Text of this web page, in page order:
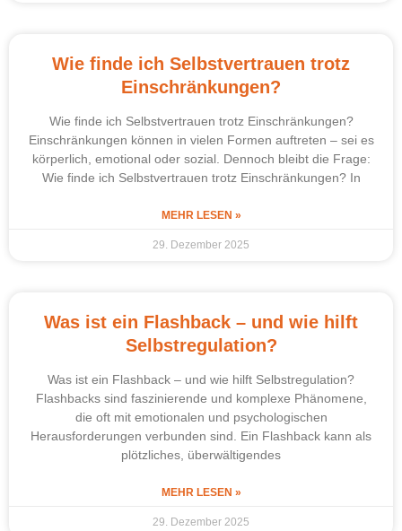
Wie finde ich Selbstvertrauen trotz
Einschränkungen?
Wie finde ich Selbstvertrauen trotz Einschränkungen?
Einschränkungen können in vielen Formen auftreten – sei es
körperlich, emotional oder sozial. Dennoch bleibt die Frage:
Wie finde ich Selbstvertrauen trotz Einschränkungen? In
MEHR LESEN »
29. Dezember 2025
Was ist ein Flashback – und wie hilft
Selbstregulation?
Was ist ein Flashback – und wie hilft Selbstregulation?
Flashbacks sind faszinierende und komplexe Phänomene,
die oft mit emotionalen und psychologischen
Herausforderungen verbunden sind. Ein Flashback kann als
plötzliches, überwältigendes
MEHR LESEN »
29. Dezember 2025